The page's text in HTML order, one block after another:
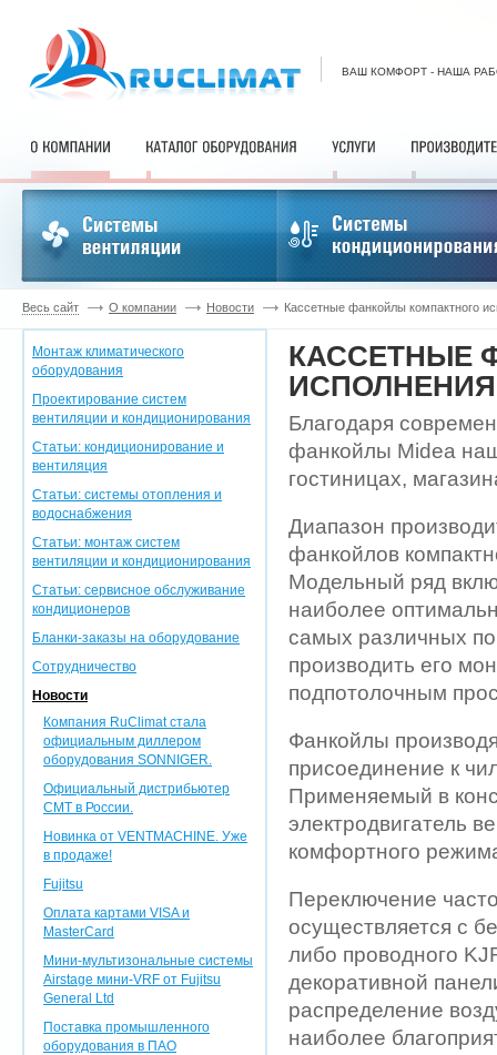
ВАШ КОМФОРТ - НАША
Весь сайт О компании Новости Кассетные фанкойлы компактного
Монтаж климатического
оборудования
Проектирование систем
вентиляции и кондиционирования
Статьи: кондиционирование и
вентиляция
Статьи: системы отопления и
водоснабжения
Статьи: монтаж систем
вентиляции и кондиционирования
Статьи: сервисное обслуживание
кондиционеров
Бланки-заказы на оборудование
Сотрудничество
Новости
Компания RuClimat стала
официальным диллером
оборудования SONNIGER.
Официальный дистрибьютер
CMT в России.
Новинка от VENTMACHINE. Уже
в продаже!
Fujitsu
Оплата картами VISA и
MasterCard
Мини-мультизональные системы
Airstage мини-VRF от Fujitsu
General Ltd
Поставка промышленного
оборудования в ПАО
КАССЕТНЫЕ
ИСПОЛНЕНИЯ
Благодаря
фанкойлы Midea
гостиницах,
Диапазон
фанкойлов
Модельный ряд
наиболее
самых различных
производить его
подпотолочным
Фанкойлы
присоединение к
Применяемый в
электродвигатель
комфортного
Переключение
осуществляется с
либо проводного
декоративной
распределение
наиболее